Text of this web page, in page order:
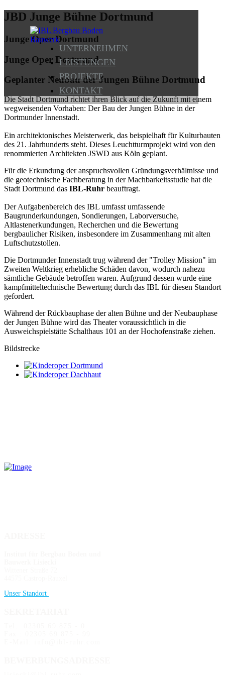
UNTERNEHMEN
LEISTUNGEN
PROJEKTE
KONTAKT
JBD Junge Bühne Dortmund
Junge Oper Dortmund
Junge Oper Dortmund
Geplanter Neubau der Jungen Bühne Dortmund
Die Stadt Dortmund richtet ihren Blick auf die Zukunft mit einem
wegweisenden Vorhaben: Der Bau der Jungen Bühne in der
Dortmunder Innenstadt.
Ein architektonisches Meisterwerk, das beispielhaft für Kulturbauten
des 21. Jahrhunderts steht. Dieses Leuchtturmprojekt wird von den
renommierten Architekten JSWD aus Köln geplant.
Für die Erkundung der anspruchsvollen Gründungsverhältnisse und
die geotechnische Fachberatung in der Machbarkeitsstudie hat die
Stadt Dortmund das IBL-Ruhr beauftragt.
Der Aufgabenbereich des IBL umfasst umfassende
Baugrunderkundungen, Sondierungen, Laborversuche,
Altlastenerkundungen, Recherchen und die Bewertung
bergbaulicher Risiken, insbesondere im Zusammenhang mit alten
Luftschutzstollen.
Die Dortmunder Innenstadt trug während der "Trolley Mission" im
Zweiten Weltkrieg erhebliche Schäden davon, wodurch nahezu
sämtliche Gebäude betroffen waren. Aufgrund dessen wurde eine
kampfmitteltechnische Bewertung durch das IBL für diesen Standort
gefordert.
Während der Rückbauphase der alten Bühne und der Neubauphase
der Jungen Bühne wird das Theater voraussichtlich in die
Ausweichspielstätte Schalthaus 101 an der Hochofenstraße ziehen.
Bildstrecke
Unser Standort